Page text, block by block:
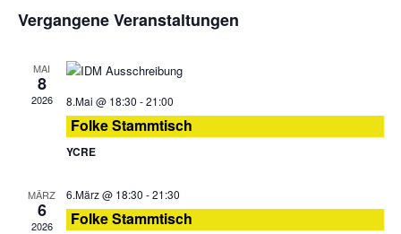
Vergangene Veranstaltungen
MAI
8
2026 8.Mai @ 18:30 -21:00
Folke Stammtisch
YCRE
MÄRZ
6
2026
6.März @ 18:30 -21:30
Folke Stammtisch